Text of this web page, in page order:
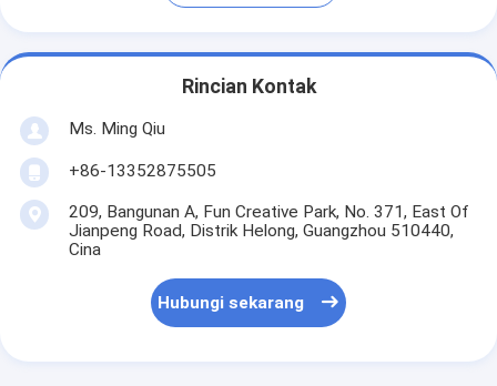
Rincian Kontak
Ms. Ming Qiu
+86-13352875505
209, Bangunan A, Fun Creative Park, No. 371, East Of
Jianpeng Road, Distrik Helong, Guangzhou 510440,
Cina
Hubungi sekarang